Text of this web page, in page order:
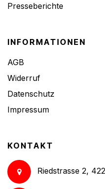
Presseberichte
INFORMATIONEN
AGB
Widerruf
Datenschutz
Impressum
KONTAKT
Riedstrasse 2,